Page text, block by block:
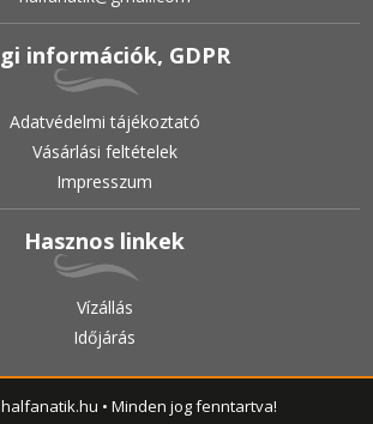
információk, GDPR
Adatvédelmi tájékoztató
Vásárlási feltételek
Impresszum
Hasznos linkek
Vízállás
Időjárás
• Minden jog fenntartva!